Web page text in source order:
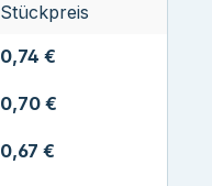
Stückpreis
0,74 €
0,70 €
0,67 €